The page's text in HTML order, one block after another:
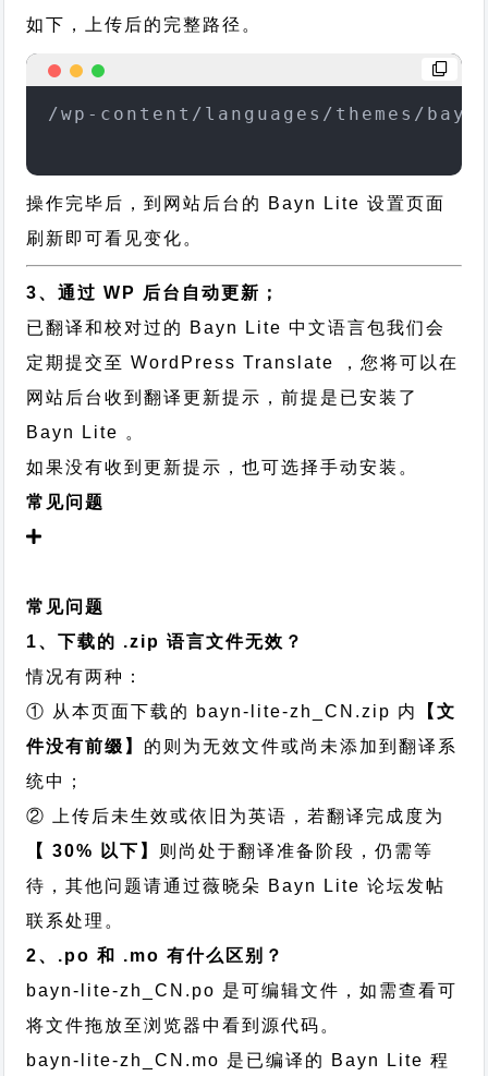
如下，上传后的完整路径。
/wp-content/languages/themes/
操作完毕后，到网站后台的 Bayn Lite 设置页面
刷新即可看见变化。
3、通过 WP 后台自动更新；
已翻译和校对过的 Bayn Lite 中文语言包我们会
定期提交至 WordPress Translate ，您将可以在
网站后台收到翻译更新提示，前提是已安装了
Bayn Lite 。
如果没有收到更新提示，也可选择手动安装。
常见问题
常见问题
1、下载的 .zip 语言文件无效？
情况有两种：
① 从本页面下载的 bayn-lite-zh_CN.zip 内
【文
件没有前缀】 的则为无效文件或尚未添加到翻译系
统中；
② 上传后未生效或依旧为英语，若翻译完成度为
【 30% 以下】 则尚处于翻译准备阶段，仍需等
待，其他问题请通过薇晓朵 Bayn Lite 论坛发帖
联系处理。
2、.po 和 .mo 有什么区别？
bayn-lite-zh_CN.po 是可编辑文件，如需查看可
将文件拖放至浏览器中看到源代码。
bayn-lite-zh_CN.mo 是已编译的 Bayn Lite 程